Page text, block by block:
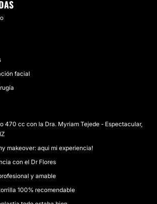
facial
470 cc con la Dra. Myriam Tejede - Espectacular,
makeover: aqui mi experiencia!
con el Dr Flores
y amable
100% recomendable